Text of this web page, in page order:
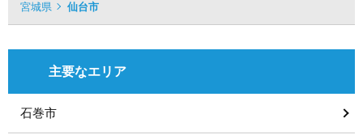
宮城県 仙台市
主要なエリア
石巻市